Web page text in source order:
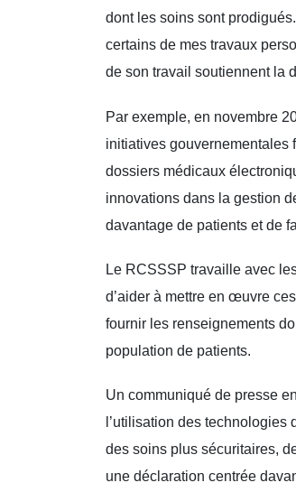
dont les soins sont
certains de mes travaux
de son travail soutiennent la
Par exemple, en novembre
initiatives gouvernementales
dossiers médicaux
innovations dans la gestion
davantage de patients et de
Le RCSSSP travaille avec
d’aider à mettre en œuvre
fournir les renseignements
population de patients.
Un communiqué de presse
l’utilisation des
des soins plus sécuritaires,
une déclaration centrée